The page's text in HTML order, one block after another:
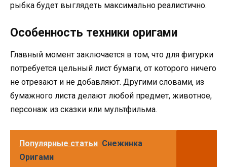
рыбка будет выглядеть максимально реалистично.
Особенность техники оригами
Главный момент заключается в том, что для фигурки
потребуется цельный лист бумаги, от которого ничего
не отрезают и не добавляют. Другими словами, из
бумажного листа делают любой предмет, животное,
персонаж из сказки или мультфильма.
Популярные статьи Снежинка
Оригами